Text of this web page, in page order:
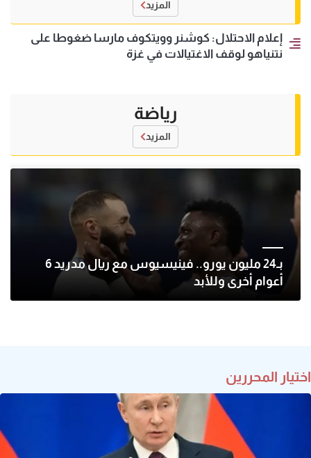
المزيد
إعلام الاحتلال: كوشنر وويتكوف مارسا ضغوطا على
نتنياهو لوقف الاغتيالات في غزة
رياضة
المزيد
بـ24 مليون يورو.. فينيسيوس مع ريال مدريد 6
أعوام أخرى وللأبد
اختيار المحررين